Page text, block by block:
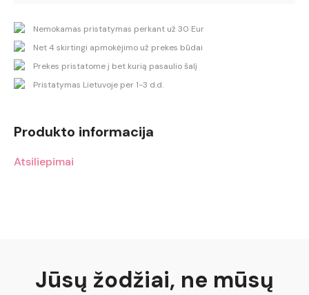
Nemokamas pristatymas perkant už 30 Eur
Net 4 skirtingi apmokėjimo už prekes būdai
Prekes pristatome į bet kurią pasaulio šalį
Pristatymas Lietuvoje per 1-3 d.d.
Produkto informacija
Atsiliepimai
Jūsų žodžiai, ne mūsų